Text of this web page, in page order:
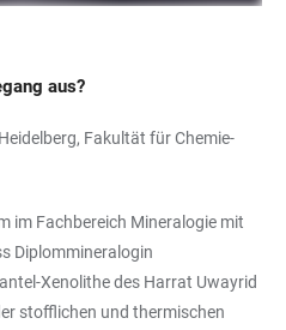
aus?
Fakultät für Chemie-
im Fachbereich Mineralogie mit
Diplommineralogin
Xenolithe des Harrat Uwayrid
stofflichen und thermischen